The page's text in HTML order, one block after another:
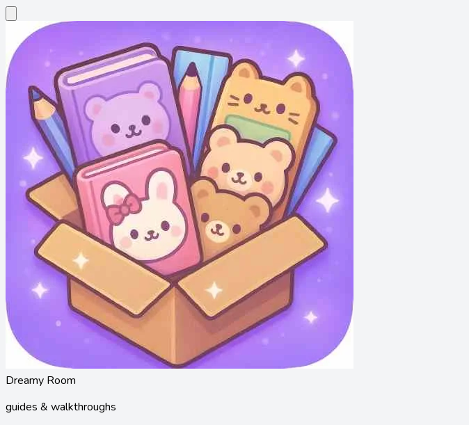
Dreamy Room
guides & walkthroughs